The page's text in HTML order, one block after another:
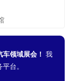
领域展会！ 我
台。